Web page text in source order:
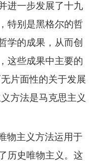
进一步发展了十九
特别是黑格尔的哲
学的成果，从而创
这些成果中主要的
片面性的关于发展
方法是马克思主义
物主义方法运用于
历史唯物主义。这